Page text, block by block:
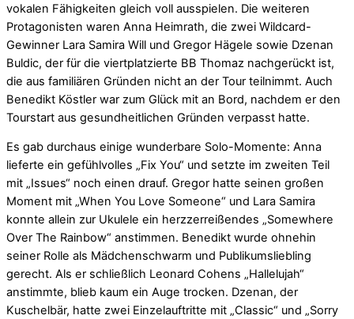
vokalen Fähigkeiten gleich voll ausspielen. Die weiteren
Protagonisten waren Anna Heimrath, die zwei Wildcard-
Gewinner Lara Samira Will und Gregor Hägele sowie Dzenan
Buldic, der für die viertplatzierte BB Thomaz nachgerückt ist,
die aus familiären Gründen nicht an der Tour teilnimmt. Auch
Benedikt Köstler war zum Glück mit an Bord, nachdem er den
Tourstart aus gesundheitlichen Gründen verpasst hatte.
Es gab durchaus einige wunderbare Solo-Momente: Anna
lieferte ein gefühlvolles „Fix You“ und setzte im zweiten Teil
mit „Issues“ noch einen drauf. Gregor hatte seinen großen
Moment mit „When You Love Someone“ und Lara Samira
konnte allein zur Ukulele ein herzzerreißendes „Somewhere
Over The Rainbow“ anstimmen. Benedikt wurde ohnehin
seiner Rolle als Mädchenschwarm und Publikumsliebling
gerecht. Als er schließlich Leonard Cohens „Hallelujah“
anstimmte, blieb kaum ein Auge trocken. Dzenan, der
Kuschelbär, hatte zwei Einzelauftritte mit „Classic“ und „Sorry